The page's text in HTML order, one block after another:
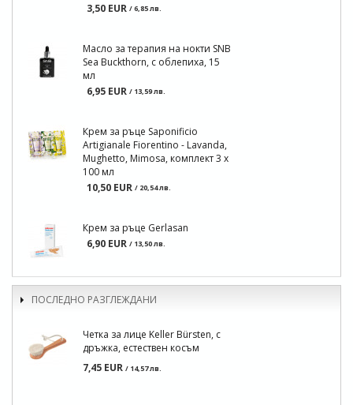
3,50 EUR / 6,85 лв.
Масло за терапия на нокти SNB
Sea Buckthorn, с облепиха, 15
мл
6,95 EUR / 13,59 лв.
Крем за ръце Saponificio
Artigianale Fiorentino - Lavanda,
Mughetto, Mimosa, комплект 3 x
100 мл
10,50 EUR / 20,54 лв.
Крем за ръце Gerlasan
6,90 EUR / 13,50 лв.
ПОСЛЕДНО РАЗГЛЕЖДАНИ
Четка за лице Keller Bürsten, с
дръжка, естествен косъм
7,45 EUR / 14,57 лв.